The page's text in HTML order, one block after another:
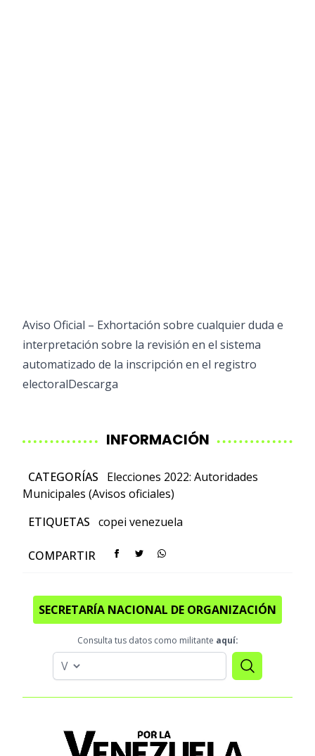
Aviso Oficial – Exhortación sobre cualquier duda e
interpretación sobre la revisión en el sistema
automatizado de la inscripción en el registro
electoralDescarga
INFORMACIÓN
CATEGORÍAS
Elecciones 2022: Autoridades
Municipales (Avisos oficiales)
ETIQUETAS copei venezuela
COMPARTIR
SECRETARÍA NACIONAL DE ORGANIZACIÓN
Consulta tus datos como militante aquí: